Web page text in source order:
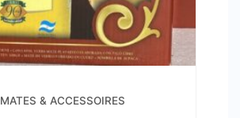
MATES & ACCESSOIRES